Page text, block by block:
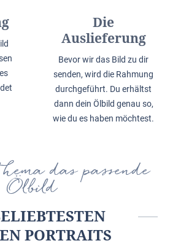
Die
Auslieferung
Bevor wir das Bild zu dir
senden, wird die Rahmung
durchgeführt. Du erhältst
dann dein Ölbild genau so,
wie du es haben möchtest.
das passende
Ölbild
PORTRAITS